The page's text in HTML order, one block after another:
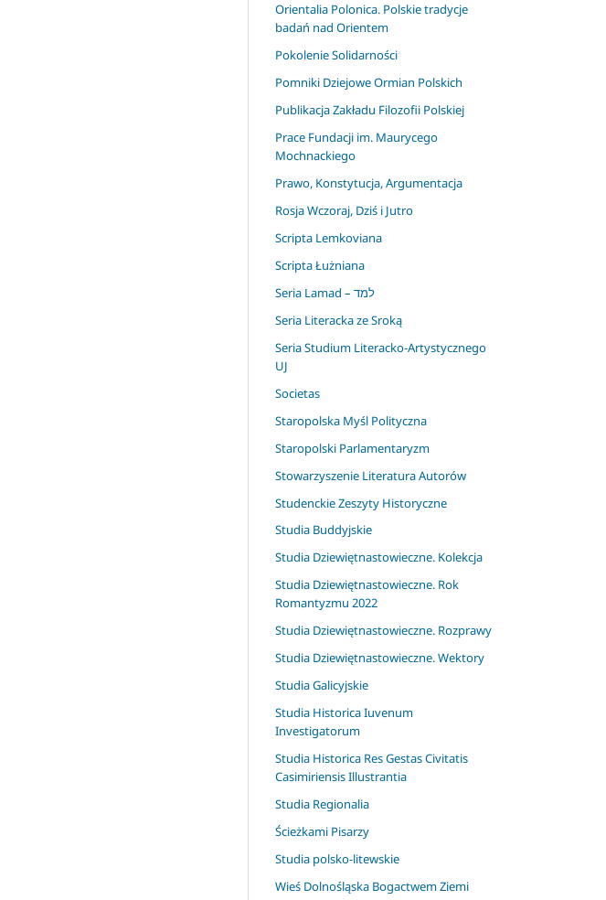
Orientalia Polonica. Polskie tradycje
badań nad Orientem
Pokolenie Solidarności
Pomniki Dziejowe Ormian Polskich
Publikacja Zakładu Filozofii Polskiej
Prace Fundacji im. Maurycego
Mochnackiego
Prawo, Konstytucja, Argumentacja
Rosja Wczoraj, Dziś i Jutro
Scripta Lemkoviana
Scripta Łużniana
Seria Lamad – למד
Seria Literacka ze Sroką
Seria Studium Literacko-Artystycznego
UJ
Societas
Staropolska Myśl Polityczna
Staropolski Parlamentaryzm
Stowarzyszenie Literatura Autorów
Studenckie Zeszyty Historyczne
Studia Buddyjskie
Studia Dziewiętnastowieczne. Kolekcja
Studia Dziewiętnastowieczne. Rok
Romantyzmu 2022
Studia Dziewiętnastowieczne. Rozprawy
Studia Dziewiętnastowieczne. Wektory
Studia Galicyjskie
Studia Historica Iuvenum
Investigatorum
Studia Historica Res Gestas Civitatis
Casimiriensis Illustrantia
Studia Regionalia
Ścieżkami Pisarzy
Studia polsko-litewskie
Wieś Dolnośląska Bogactwem Ziemi